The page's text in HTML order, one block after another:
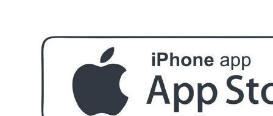
БЕЗПЛАТНО
За поръчка над € 40.00 (78.23 лв.)
Стипца 20 броя в кибрит